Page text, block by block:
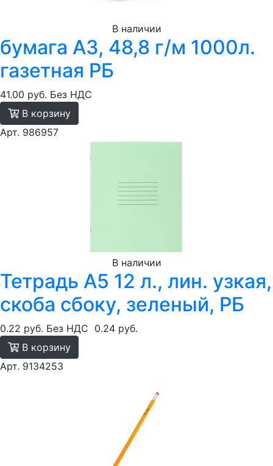
В наличии
бумага A3, 48,8 г/м 1000л.
газетная РБ
41.00 руб. Без НДС
В корзину
Арт. 986957
В наличии
Тетрадь А5 12 л., лин. узкая,
скоба сбоку, зеленый, РБ
0.22 руб. Без НДС 0.24 руб.
В корзину
Арт. 9134253